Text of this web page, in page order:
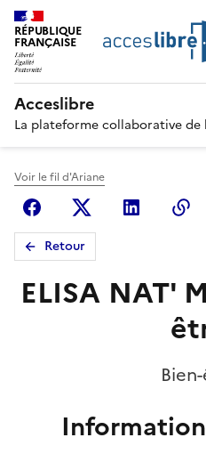
RÉPUBLIQUE
FRANÇAISE
Acceslibre
La plateforme collaborative de
Voir le fil d'Ariane
FacebookX Linkedin
Retour
ELISA NAT'